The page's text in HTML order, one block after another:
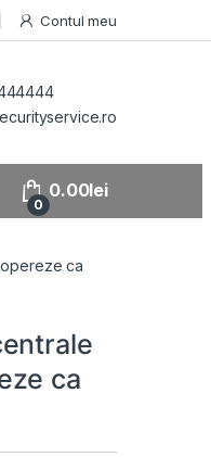
Contul meu
0
0.00lei
ca
ca